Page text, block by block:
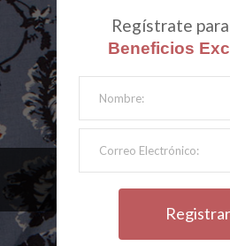
Regístrate
Beneficios
Estampados